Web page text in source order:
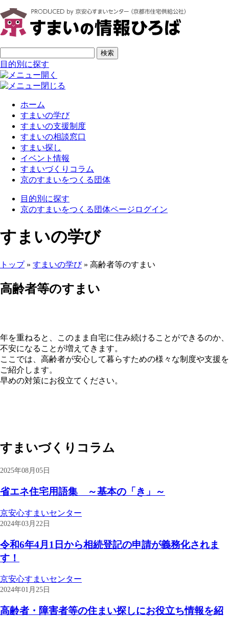
ページの先頭です
検索
目的別に探す
ホーム
すまいの学び
すまいの支援制度
すまいの相談窓口
すまい探し
イベント情報
すまいづくりコラム
京のすまいをつくる団体
目的別に探す
京のすまいをつくる団体ページログイン
すまいの学び
トップ» すまいの学び» 高齢者等のすまい
ここから本文です。
高齢者等のすまい
年を重ねると、このまま自宅に住み続けることができるのか、
不安になることが増えてきます。
ここでは、高齢者が安心して暮らすための様々な制度や支援を
ご紹介します。
早めの対策にお役立てください。
すまいづくりコラム
2025年08月05日
省エネ住宅用語集 ～基本の「き」～
京安心すまいセンター
2024年03月22日
令和6年4月1日から相続登記の申請が義務化されま
す！
京安心すまいセンター
2024年01月25日
高齢者・障害者等の住まい探しにお役立ち情報を紹